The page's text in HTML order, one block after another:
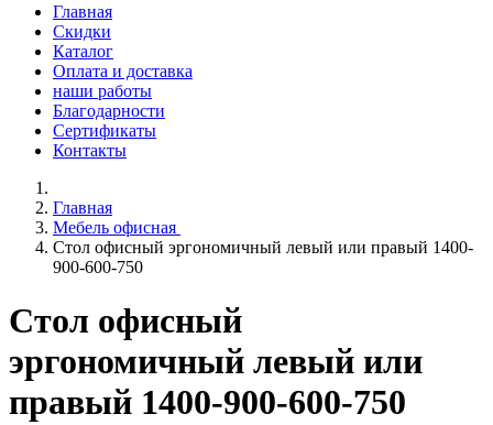
Главная
Скидки
Каталог
Оплата и доставка
наши работы
Благодарности
Сертификаты
Контакты
Главная
Мебель офисная
Стол офисный эргономичный левый или правый 1400-
900-600-750
Стол офисный
эргономичный левый или
правый 1400-900-600-750